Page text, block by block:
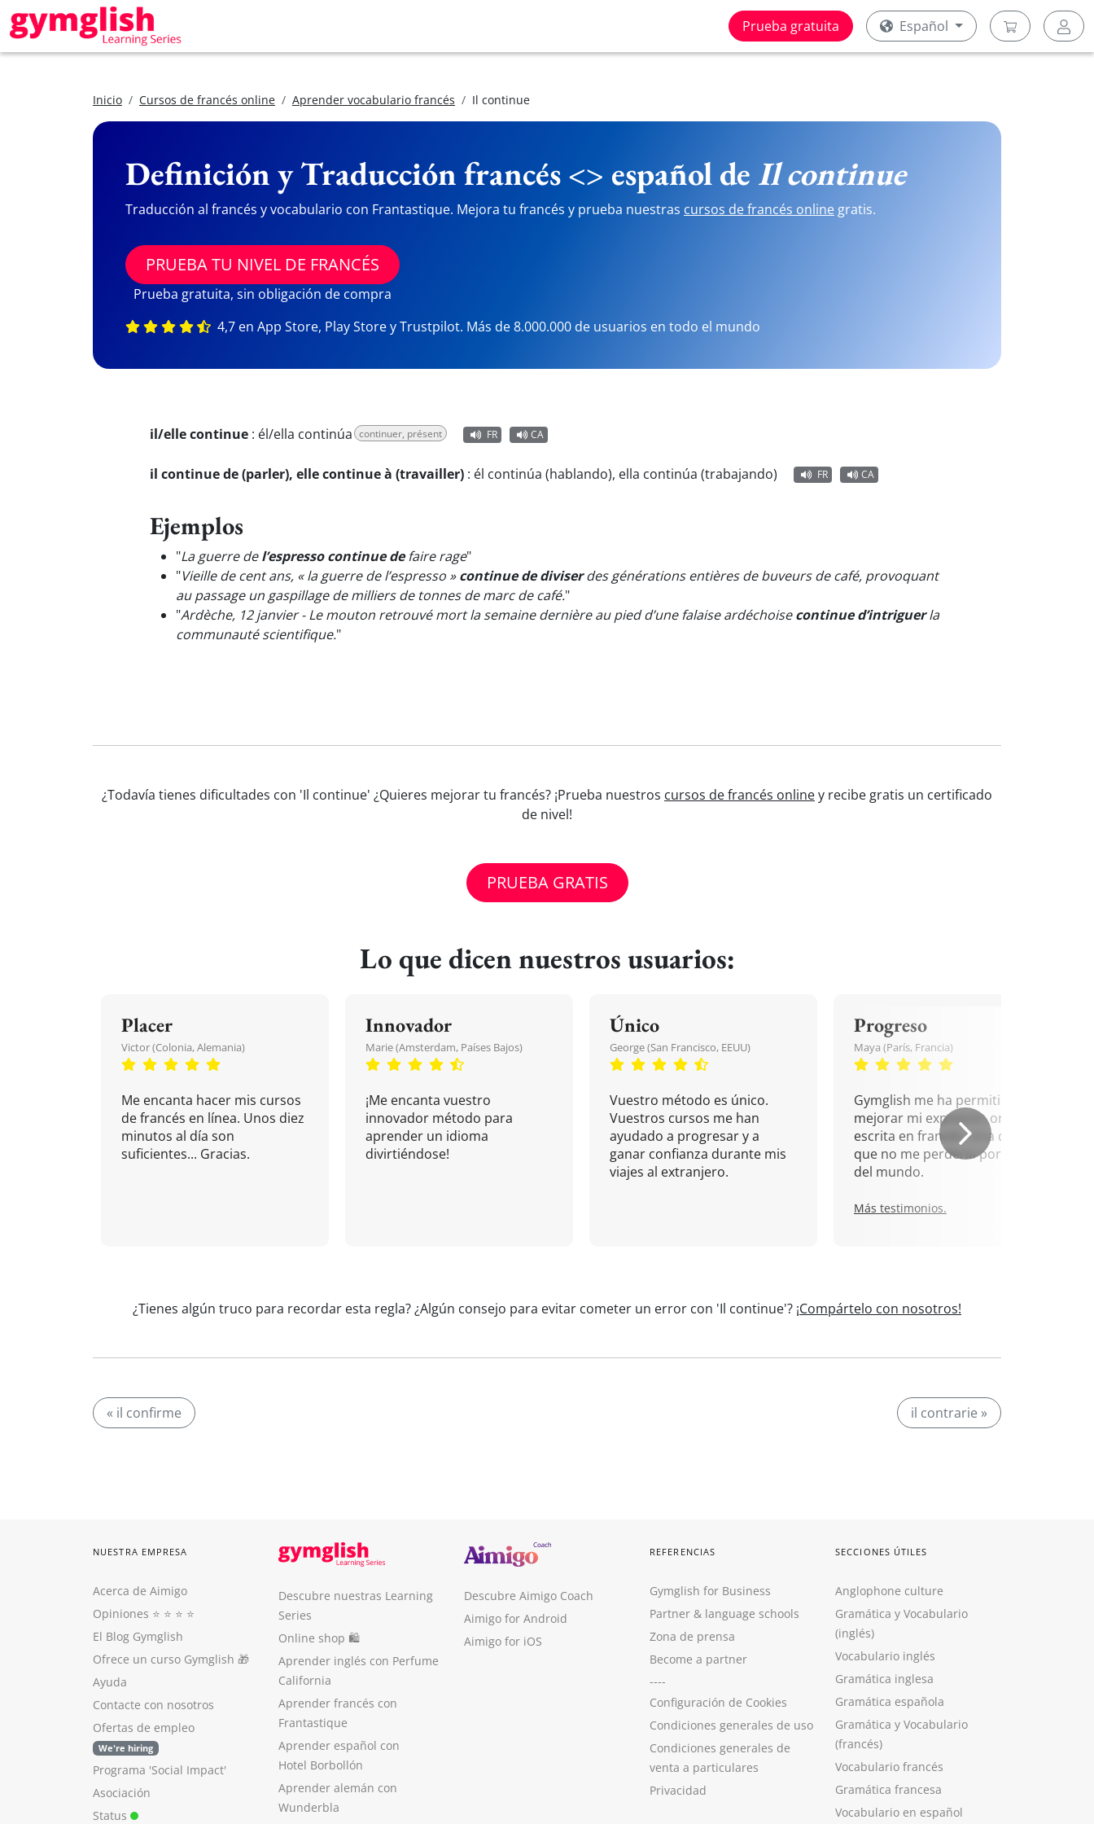
Prueba gratuita Español
Inicio Cursos de francés online Aprender vocabulario francés Il continue
Definición y Traducción francés <> español deIl continue
Traducción al francés y vocabulario con Frantastique. Mejora tu francés y prueba nuestras cursos de francés online gratis.
PRUEBA TU NIVEL DE FRANCÉS
Prueba gratuita, sin obligación de compra
4,7 en App Store, Play Store y Trustpilot. Más de 8.000.000 de usuarios en todo el mundo
il/elle continue : él/ella continúa continuer, présent FR CA
il continue de (parler), elle continue à (travailler) : él continúa (hablando), ella continúa (trabajando) FR CA
Ejemplos
"La guerre del’espresso continue defaire rage"
"Vieille de cent ans, « la guerre de l’espresso »continue de diviserdes générations entières de buveurs de café, provoquant
au passage un gaspillage de milliers de tonnes de marc de café."
"Ardèche, 12 janvier - Le mouton retrouvé mort la semaine dernière au pied d’une falaise ardéchoisecontinue d’intriguerla
communauté scientifique."
¿Todavía tienes dificultades con 'Il continue' ¿Quieres mejorar tu francés? ¡Prueba nuestros cursos de francés onliney recibe gratis un certificado
de nivel!
PRUEBA GRATIS
Lo que dicen nuestros usuarios:
Placer
Victor (Colonia, Alemania)
Me encanta hacer mis cursos
de francés en línea. Unos diez
minutos al día son
suficientes... Gracias.
Innovador
Marie (Amsterdam, Países Bajos)
¡Me encanta vuestro
innovador método para
aprender un idioma
divirtiéndose!
Único
George (San Francisco, EEUU)
Vuestro método es único.
Vuestros cursos me han
ayudado a progresar y a
ganar confianza durante mis
viajes al extranjero.
Progreso
Maya (París, Francia)
Gymglish me ha permitido
mejorar mi expresión oral y
escrita en francés. Una cita
que no me perdería por nada
del mundo.
Más testimonios.
¿Tienes algún truco para recordar esta regla? ¿Algún consejo para evitar cometer un error con 'Il continue'? ¡Compártelo con nosotros!
« il confirme il contrarie »
NUESTRA EMPRESA
Acerca de Aimigo
Opiniones ⭐️ ⭐️ ⭐️ ⭐️
El Blog Gymglish
Ofrece un curso Gymglish 🎁
Ayuda
Contacte con nosotros
Ofertas de empleo
We're hiring
Programa 'Social Impact'
Asociación
Status
Descubre nuestras Learning
Series
Online shop 🛍
Aprender inglés con Perfume
California
Aprender francés con
Frantastique
Aprender español con
Hotel Borbollón
Aprender alemán con
Wunderbla
Descubre Aimigo Coach
Aimigo for Android
Aimigo for iOS
REFERENCIAS
Gymglish for Business
Partner & language schools
Zona de prensa
Become a partner
----
Configuración de Cookies
Condiciones generales de uso
Condiciones generales de
venta a particulares
Privacidad
SECCIONES ÚTILES
Anglophone culture
Gramática y Vocabulario
(inglés)
Vocabulario inglés
Gramática inglesa
Gramática española
Gramática y Vocabulario
(francés)
Vocabulario francés
Gramática francesa
Vocabulario en español